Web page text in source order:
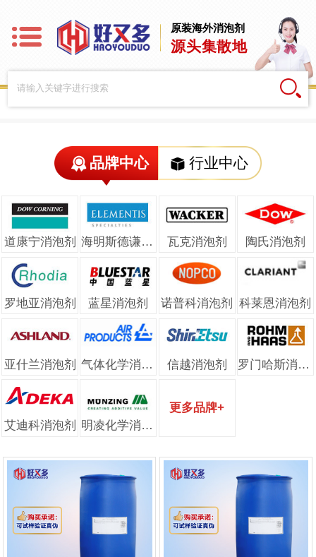
原装海外消泡剂
源头集散地
品牌中心 行业中心
道康宁消泡剂 海明斯德谦消泡剂 瓦克消泡剂 陶氏消泡剂
罗地亚消泡剂 蓝星消泡剂 诺普科消泡剂 科莱恩消泡剂
亚什兰消泡剂 气体化学消泡剂 信越消泡剂 罗门哈斯消泡剂
艾迪科消泡剂 明凌化学消泡剂
更多品牌+